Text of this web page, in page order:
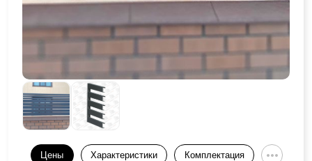
Цены Характеристики Комплектация